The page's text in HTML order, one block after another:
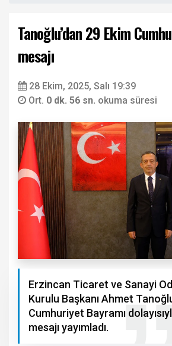
Tanoğlu’dan 29 Ekim
mesajı
28 Ekim, 2025, Salı 19:39
Ort. 0 dk. 56 sn. okuma süresi
Erzincan Ticaret ve Sanayi
Kurulu Başkanı Ahmet
Cumhuriyet Bayramı
mesajı yayımladı.